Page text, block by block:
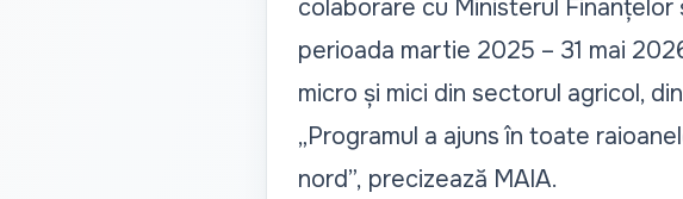
colaborare cu Ministerul
perioada martie 2025 – 31 mai
micro și mici din sectorul agricol,
„Programul a ajuns în toate
nord”, precizează MAIA.